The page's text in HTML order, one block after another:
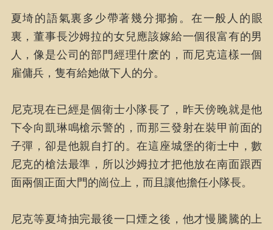
夏埼的語氣裏多少帶著幾分揶揄。在一般人的眼
裏，董事長沙姆拉的女兒應該嫁給一個很富有的男
人，像是公司的部門經理什麽的，而尼克這樣一個
雇傭兵，隻有給她做下人的分。
尼克現在已經是個衛士小隊長了，昨天傍晚就是他
下令向凱琳鳴槍示警的，而那三發射在裝甲前面的
子彈，卻是他親自打的。在這座城堡的衛士中，數
尼克的槍法最準，所以沙姆拉才把他放在南面跟西
面兩個正面大門的崗位上，而且讓他擔任小隊長。
尼克等夏埼抽完最後一口煙之後，他才慢騰騰的上